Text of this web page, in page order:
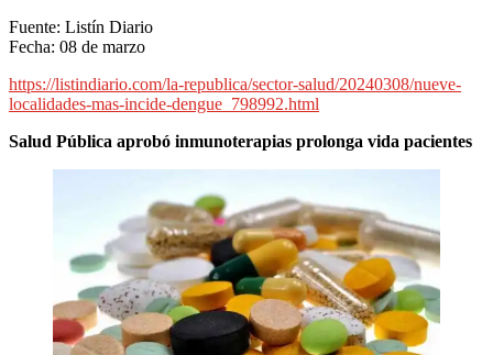
Fuente: Listín Diario
Fecha: 08 de marzo
https://listindiario.com/la-republica/sector-salud/20240308/nueve-
localidades-mas-incide-dengue_798992.html
Salud Pública aprobó inmunoterapias prolonga vida pacientes